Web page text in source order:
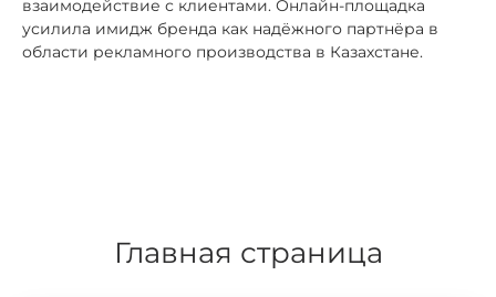
взаимодействие с клиентами. Онлайн-площадка
усилила имидж бренда как надёжного партнёра в
области рекламного производства в Казахстане.
Главная страница